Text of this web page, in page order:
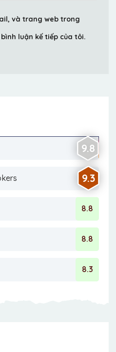
và trang web trong
luận kế tiếp của tôi.
9.8
9.3
8.8
8.8
8.3